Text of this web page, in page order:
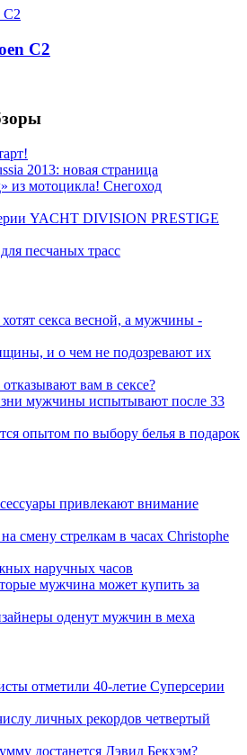
С2
2013: новая страница
из мотоцикла! Снегоход
YACHT DIVISION PRESTIGE
песчаных трасс
секса весной, а мужчины -
и о чем не подозревают их
вам в сексе?
мужчины испытывают после 33
опытом по выбору белья в подарок
привлекают внимание
смену стрелкам в часах Christophe
наручных часов
мужчина может купить за
оденут мужчин в меха
отметили 40-летие Суперсерии
личных рекордов четвертый
достанется Дэвид Бекхэм?